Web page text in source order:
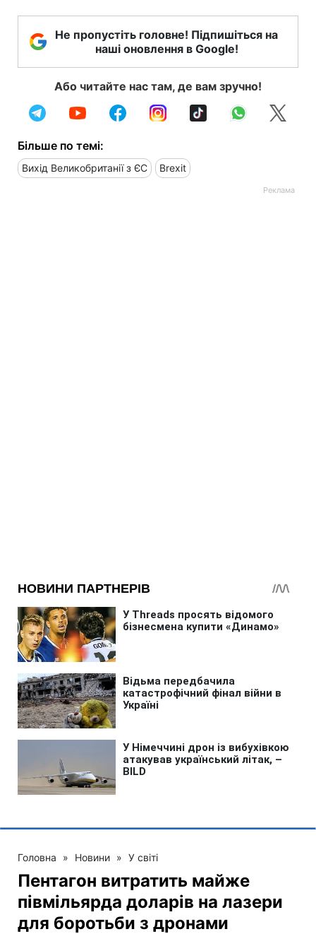
Не пропустіть головне! Підпишіться на
наші оновлення в Google!
Або читайте нас там, де вам зручно!
Більше по темі:
Вихід Великобританії з ЄС Brexit
Головна » Новини » У світі
Пентагон витратить майже
півмільярда доларів на лазери
для боротьби з дронами